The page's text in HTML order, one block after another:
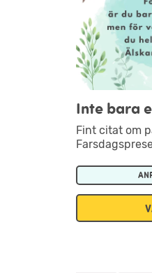
Inte bara
Fint citat om